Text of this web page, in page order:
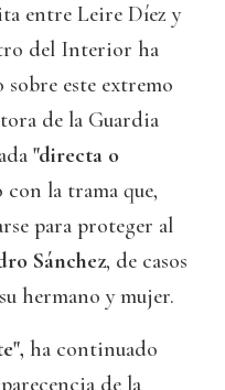
entre Leire Díez y
del Interior ha
este extremo
de la Guardia
"directa o
la trama que,
para proteger al
Sánchez, de casos
hermano y mujer.
ha continuado